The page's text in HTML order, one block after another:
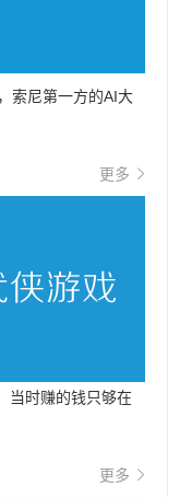
索尼第一方的AI大
更多
当时赚的钱只够在
更多